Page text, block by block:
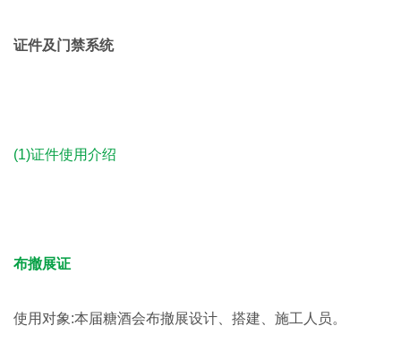
证件及门禁系统
(1)证件使用介绍
布撤展证
使用对象:本届糖酒会布撤展设计、搭建、施工人员。